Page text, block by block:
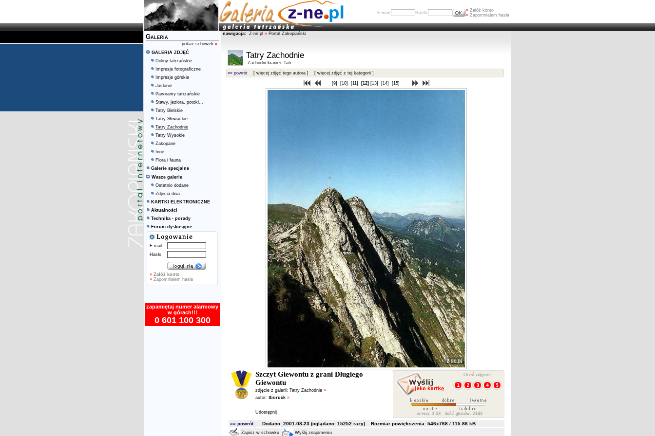
E-mail Hasło » Załóż konto
» Zapomniałem hasła
Galeria
pokaż schowek »
GALERIA ZDJĘĆ
Doliny tatrzańskie
Impresje fotograficzne
Impresje górskie
Jaskinie
Panoramy tatrzańskie
Stawy, jeziora, potoki...
Tatry Bielskie
Tatry Słowackie
Tatry Zachodnie
Tatry Wysokie
Zakopane
Inne
Flora i fauna
Galerie specjalne
Wasze galerie
Ostatnio dodane
Zdjęcia dnia
KARTKI ELEKTRONICZNE
Aktualności
Technika - porady
Forum dyskusyjne
E-mail
Hasło
» Załóż konto
» Zapomniałem hasła
zapamiętaj numer alarmowy
w górach!!!
0 601 100 300
nawigacja: Z-ne.pl » Portal Zakopiański
Tatry Zachodnie
Zachodni kraniec Tatr
«« powrót [ więcej zdjęć tego autora ] [ więcej zdjęć z tej kategorii ]
[9] [10] [11] [12] [13] [14] [15]
Szczyt Giewontu z grani Długiego
Giewontu
zdjęcie z galerii: Tatry Zachodnie »
autor: tboruck »
Udostępnij
Oceń zdjęcie:
ocena: 3.03 ilość głosów: 2143
«« powrótDodano: 2001-08-23 (oglądano: 15252 razy) Rozmiar powiększenia: 546x768 / 115.86 kB
Zapisz w schowku Wyślij znajomemu